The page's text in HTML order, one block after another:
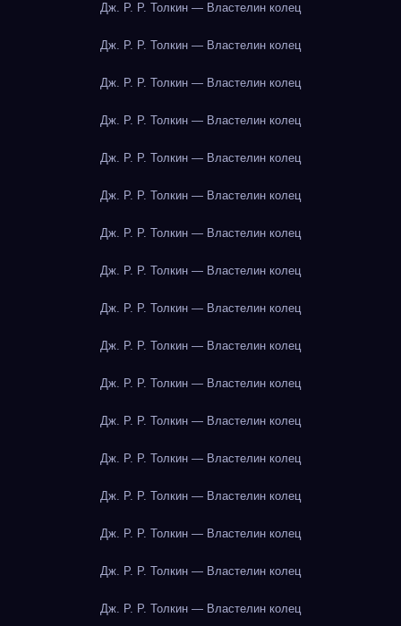
Дж. Р. Р. Толкин — Властелин колец
Дж. Р. Р. Толкин — Властелин колец
Дж. Р. Р. Толкин — Властелин колец
Дж. Р. Р. Толкин — Властелин колец
Дж. Р. Р. Толкин — Властелин колец
Дж. Р. Р. Толкин — Властелин колец
Дж. Р. Р. Толкин — Властелин колец
Дж. Р. Р. Толкин — Властелин колец
Дж. Р. Р. Толкин — Властелин колец
Дж. Р. Р. Толкин — Властелин колец
Дж. Р. Р. Толкин — Властелин колец
Дж. Р. Р. Толкин — Властелин колец
Дж. Р. Р. Толкин — Властелин колец
Дж. Р. Р. Толкин — Властелин колец
Дж. Р. Р. Толкин — Властелин колец
Дж. Р. Р. Толкин — Властелин колец
Дж. Р. Р. Толкин — Властелин колец